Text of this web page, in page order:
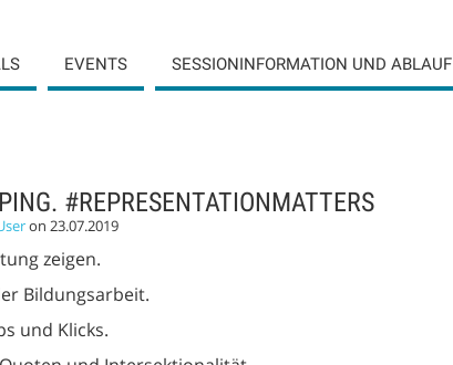
EVENTS SESSIONINFORMATION UND ABLAUF
#REPRESENTATIONMATTERS
on 23.07.2019
zeigen.
Bildungsarbeit.
und Klicks.